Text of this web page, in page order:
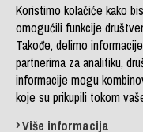
Koristimo kolačiće kako
omogućili funkcije
Takođe, delimo
partnerima za analitiku,
informacije mogu
koje su prikupili tokom
Više informacija